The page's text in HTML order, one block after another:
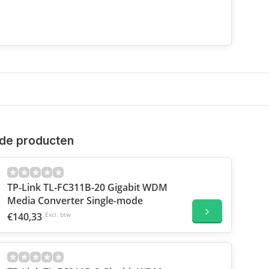
producten
TP-Link TL-FC311B-20 Gigabit WDM
Media Converter Single-mode
€140,33 Excl. btw